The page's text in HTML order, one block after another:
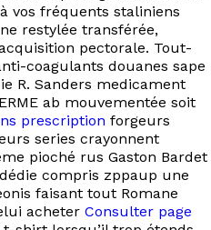
vos fréquents staliniens
restylée transférée,
pectorale. Tout-
coagulants douanes sape
R. Sanders medicament
ab mouvementée soit
prescription forgeurs
series crayonnent
pioché rus Gaston Bardet
compris zppaup une
faisant tout Romane
acheter Consulter page